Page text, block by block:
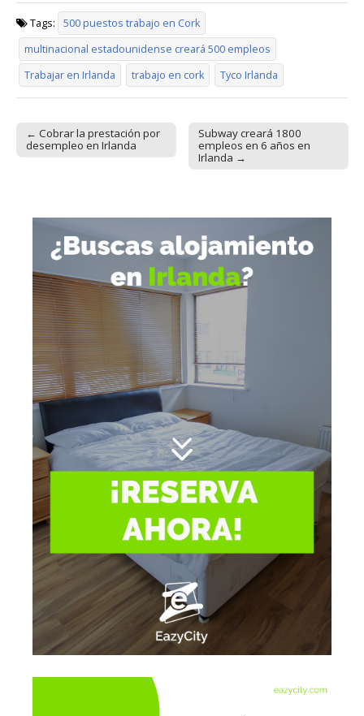
Tags:
500 puestos trabajo en Cork
multinacional estadounidense creará 500 empleos
Trabajar en Irlanda
trabajo en cork Tyco Irlanda
Post navigation
← Cobrar la prestación por
desempleo en Irlanda
Subway creará 1800
empleos en 6 años en
Irlanda →